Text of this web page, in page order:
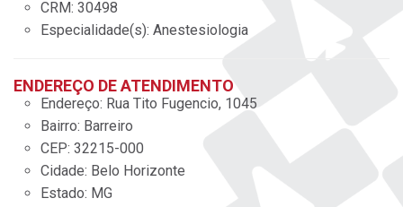
CRM: 30498
Especialidade(s): Anestesiologia
ENDEREÇO DE ATENDIMENTO
Endereço: Rua Tito Fugencio, 1045
Bairro: Barreiro
CEP: 32215-000
Cidade: Belo Horizonte
Estado: MG